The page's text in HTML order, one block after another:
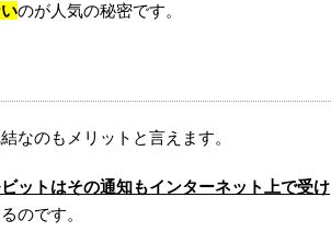
のが人気の秘密です。
なのもメリットと言えます。
ットはその通知もインターネット上で受け
のです。